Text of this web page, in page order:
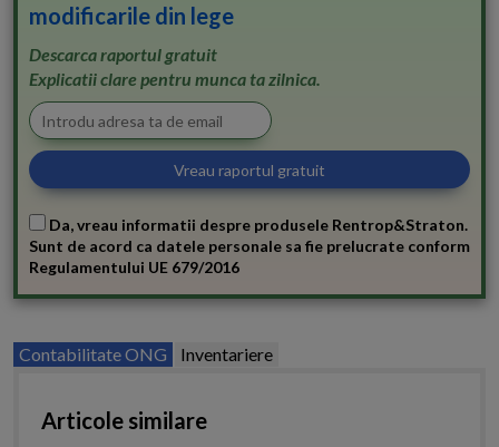
modificarile din lege
Descarca raportul gratuit
Explicatii clare pentru munca ta zilnica.
Da, vreau informatii despre produsele Rentrop&Straton.
Sunt de acord ca datele personale sa fie prelucrate conform
Regulamentului UE 679/2016
Contabilitate ONG Inventariere
Articole similare